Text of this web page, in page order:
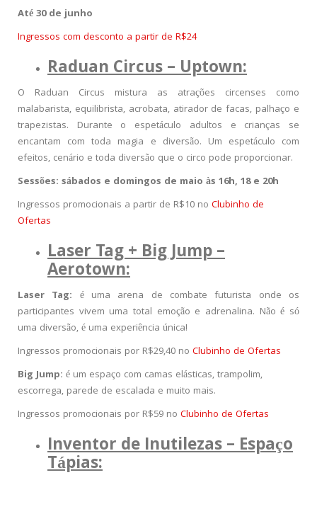
Até 30 de junho
Ingressos com desconto a partir de R$24
Raduan Circus – Uptown:
O Raduan Circus mistura as atrações circenses como
malabarista, equilibrista, acrobata, atirador de facas, palhaço e
trapezistas. Durante o espetáculo adultos e crianças se
encantam com toda magia e diversão. Um espetáculo com
efeitos, cenário e toda diversão que o circo pode proporcionar.
Sessões: sábados e domingos de maio às 16h, 18 e 20h
Ingressos promocionais a partir de R$10 no Clubinho de
Ofertas
Laser Tag + Big Jump –
Aerotown:
Laser Tag: é uma arena de combate futurista onde os
participantes vivem uma total emoção e adrenalina. Não é só
uma diversão, é uma experiência única!
Ingressos promocionais por R$29,40 no Clubinho de Ofertas
Big Jump: é um espaço com camas elásticas, trampolim,
escorrega, parede de escalada e muito mais.
Ingressos promocionais por R$59 no Clubinho de Ofertas
Inventor de Inutilezas – Espaço
Tápias: